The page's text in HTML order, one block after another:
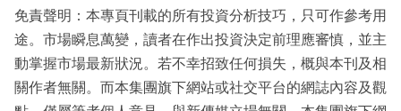
免責聲明：本專頁刊載的所有投資分析技巧，只可作參考用
途。市場瞬息萬變，讀者在作出投資決定前理應審慎，並主
動掌握市場最新狀況。若不幸招致任何損失，概與本刊及相
關作者無關。而本集團旗下網站或社交平台的網誌內容及觀